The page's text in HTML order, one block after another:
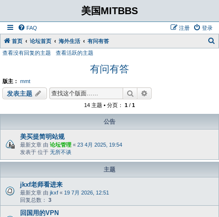
美国MITBBS
FAQ 登录
注册
首页 论坛首页 海外生活 有问有答
查看没有回复的主题 查看活跃的主题
有问有答
版主： mmt
发表主题 搜索
14 主题 • 分页： 1 / 1
公告
美买提简明站规
最新文章 由 论坛管理 « 23 4月 2025, 19:54
发表于 位于 无所不谈
主题
jkxf老师看进来
最新文章 由 jkxf « 19 7月 2026, 12:51
回复总数： 3
回国用的VPN